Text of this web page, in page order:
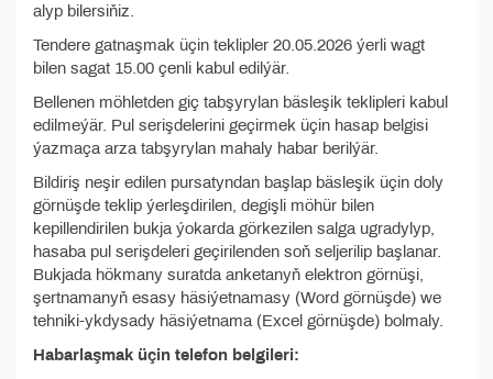
alyp bilersiňiz.
Tendere gatnaşmak üçin teklipler 20.05.2026 ýerli wagt
bilen sagat 15.00 çenli kabul edilýär.
Bellenen möhletden giç tabşyrylan bäsleşik teklipleri kabul
edilmeýär. Pul serişdelerini geçirmek üçin hasap belgisi
ýazmaça arza tabşyrylan mahaly habar berilýär.
Bildiriş neşir edilen pursatyndan başlap bäsleşik üçin doly
görnüşde teklip ýerleşdirilen, degişli möhür bilen
kepillendirilen bukja ýokarda görkezilen salga ugradylyp,
hasaba pul serişdeleri geçirilenden soň seljerilip başlanar.
Bukjada hökmany suratda anketanyň elektron görnüşi,
şertnamanyň esasy häsiýetnamasy (Word görnüşde) we
tehniki-ykdysady häsiýetnama (Excel görnüşde) bolmaly.
Habarlaşmak üçin telefon belgileri: